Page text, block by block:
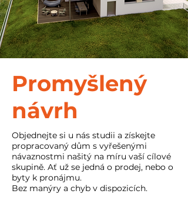
Promyšlený
návrh
Objednejte si u nás studii a získejte
propracovaný dům s vyřešenými
návaznostmi našitý na míru vaší cílové
skupině. Ať už se jedná o prodej, nebo o
byty k pronájmu.
Bez manýry a chyb v dispozicích.